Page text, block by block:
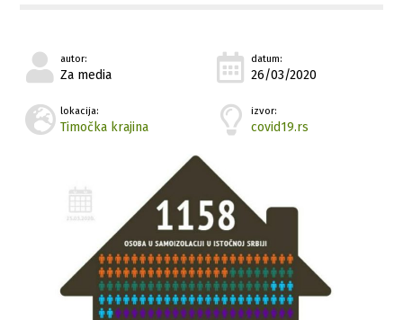
autor:
Za media
datum:
26/03/2020
lokacija:
Timočka krajina
izvor:
covid19.rs